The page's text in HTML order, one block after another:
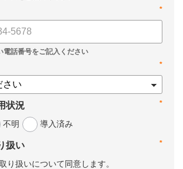
*
*
*
状況
不明 導入済み
*
扱い
り扱いについて同意します。